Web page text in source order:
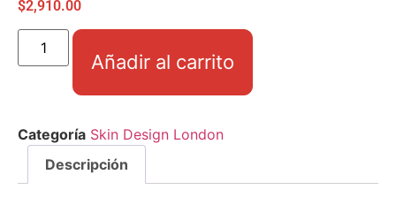
$2,910.00
Añadir al carrito
Categoría Skin Design London
Descripción